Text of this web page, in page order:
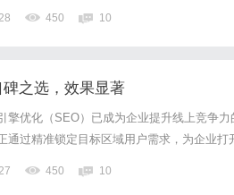
密律师显得尤为重要。接下来，我们将深入
律师。一、什么是商业秘密？商业秘密是指
450 10
之选，效果显著
擎优化（SEO）已成为企业提升线上竞争
通过精准锁定目标区域用户需求，为企业打
”，企业若想在区域市场中占据先机，选择
，面对市场上鱼龙混杂的服务商，如何从技
450 10